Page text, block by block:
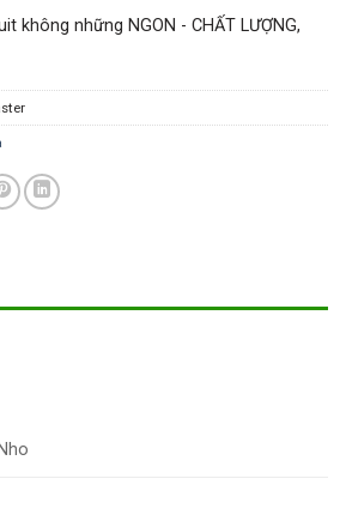
không những NGON - CHẤT LƯỢNG,